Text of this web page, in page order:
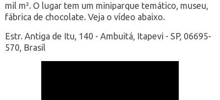
mil m². O lugar tem um miniparque temático, museu,
fábrica de chocolate. Veja o vídeo abaixo.
Estr. Antiga de Itu, 140 - Ambuitá, Itapevi - SP, 06695-
570, Brasil